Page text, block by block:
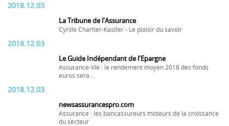
2018.12.03
La Tribune de l'Assurance
Cyrille Chartier-Kastler - Le plaisir du savoir
2018.12.03
Le Guide Indépendant de l'Epargne
Assurance-Vie : le rendement moyen 2018 des fonds
euros sera...
2018.12.03
newsassurancespro.com
Assurance : les bancassureurs moteurs de la croissance
du secteur